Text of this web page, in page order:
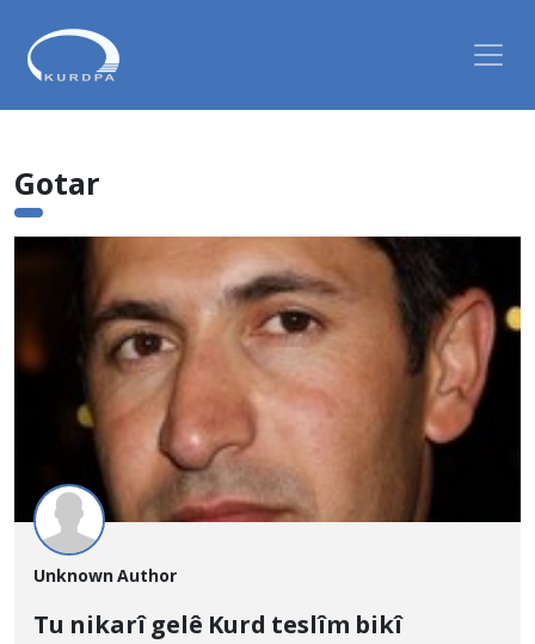
Gotar
Unknown Author
Tu nikarî gelê Kurd teslîm bikî